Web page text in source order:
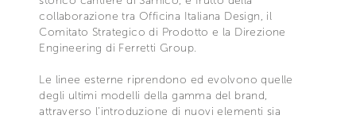
collaborazione tra Officina Italiana Design, il
Comitato Strategico di Prodotto e la Direzione
Engineering di Ferretti Group.
Le linee esterne riprendono ed evolvono quelle
degli ultimi modelli della gamma del brand,
attraverso l’introduzione di nuovi elementi sia